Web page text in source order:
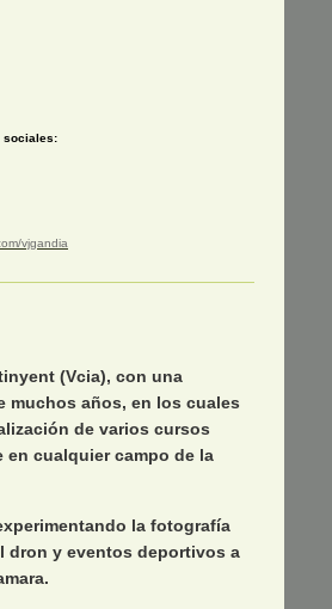
sociales:
vjgandia
(Vcia), con una
muchos años, en los cuales
de varios cursos
en cualquier campo de la
la fotografía
dron y eventos deportivos a